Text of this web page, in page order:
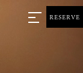
RESERVE